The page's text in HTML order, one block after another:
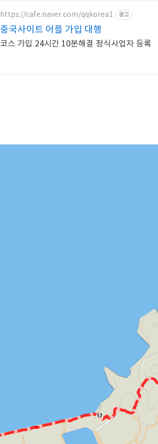
https://cafe.naver.com/qqkorea1 광고
중국사이트 어플 가입 대행
코스 가입 24시간 10분해결 정식사업자 등록